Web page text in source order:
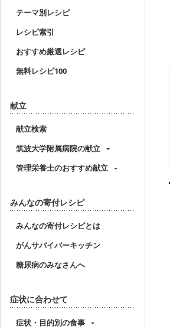
テーマ別レシピ
レシピ索引
おすすめ厳選レシピ
無料レシピ100
献立
献立検索
筑波大学附属病院の献立
管理栄養士のおすすめ献立
みんなの寄付レシピ
みんなの寄付レシピとは
がんサバイバーキッチン
糖尿病のみなさんへ
症状に合わせて
症状・目的別の食事